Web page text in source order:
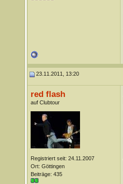
23.11.2011, 13:20
red flash
auf Clubtour
Registriert seit: 24.11.2007
Ort: Göttingen
Beiträge: 435